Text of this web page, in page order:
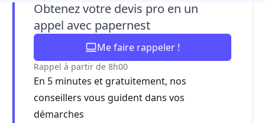
Obtenez votre devis pro en un
appel avec papernest
Me faire rappeler !
Rappel à partir de 8h00
En 5 minutes et gratuitement, nos
conseillers vous guident dans vos
démarches